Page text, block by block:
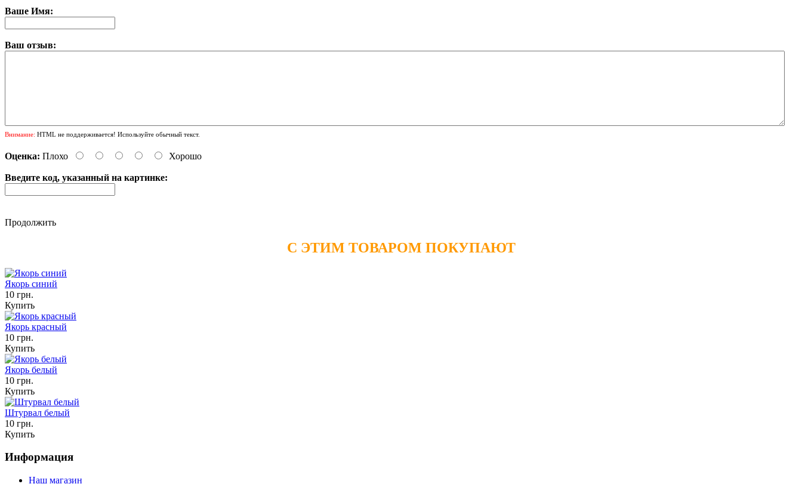
Ваше Имя:
Ваш отзыв:
Внимание: HTML не поддерживается! Используйте обычный текст.
Оценка: Плохо Хорошо
Введите код, указанный на картинке:
Продолжить
С ЭТИМ ТОВАРОМ ПОКУПАЮТ
Якорь синий
10 грн.
Купить
Якорь красный
10 грн.
Купить
Якорь белый
10 грн.
Купить
Штурвал белый
10 грн.
Купить
Информация
Наш магазин